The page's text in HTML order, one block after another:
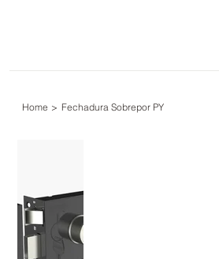
Home > Fechadura Sobrepor PY